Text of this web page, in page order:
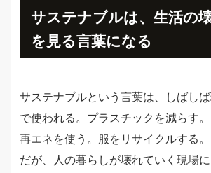
サステナブルは、生活の
を見る言葉になる
サステナブルという言葉は、しばし
で使われる。プラスチックを減らす。
再エネを使う。服をリサイクルする。
だが、人の暮らしが壊れていく現場